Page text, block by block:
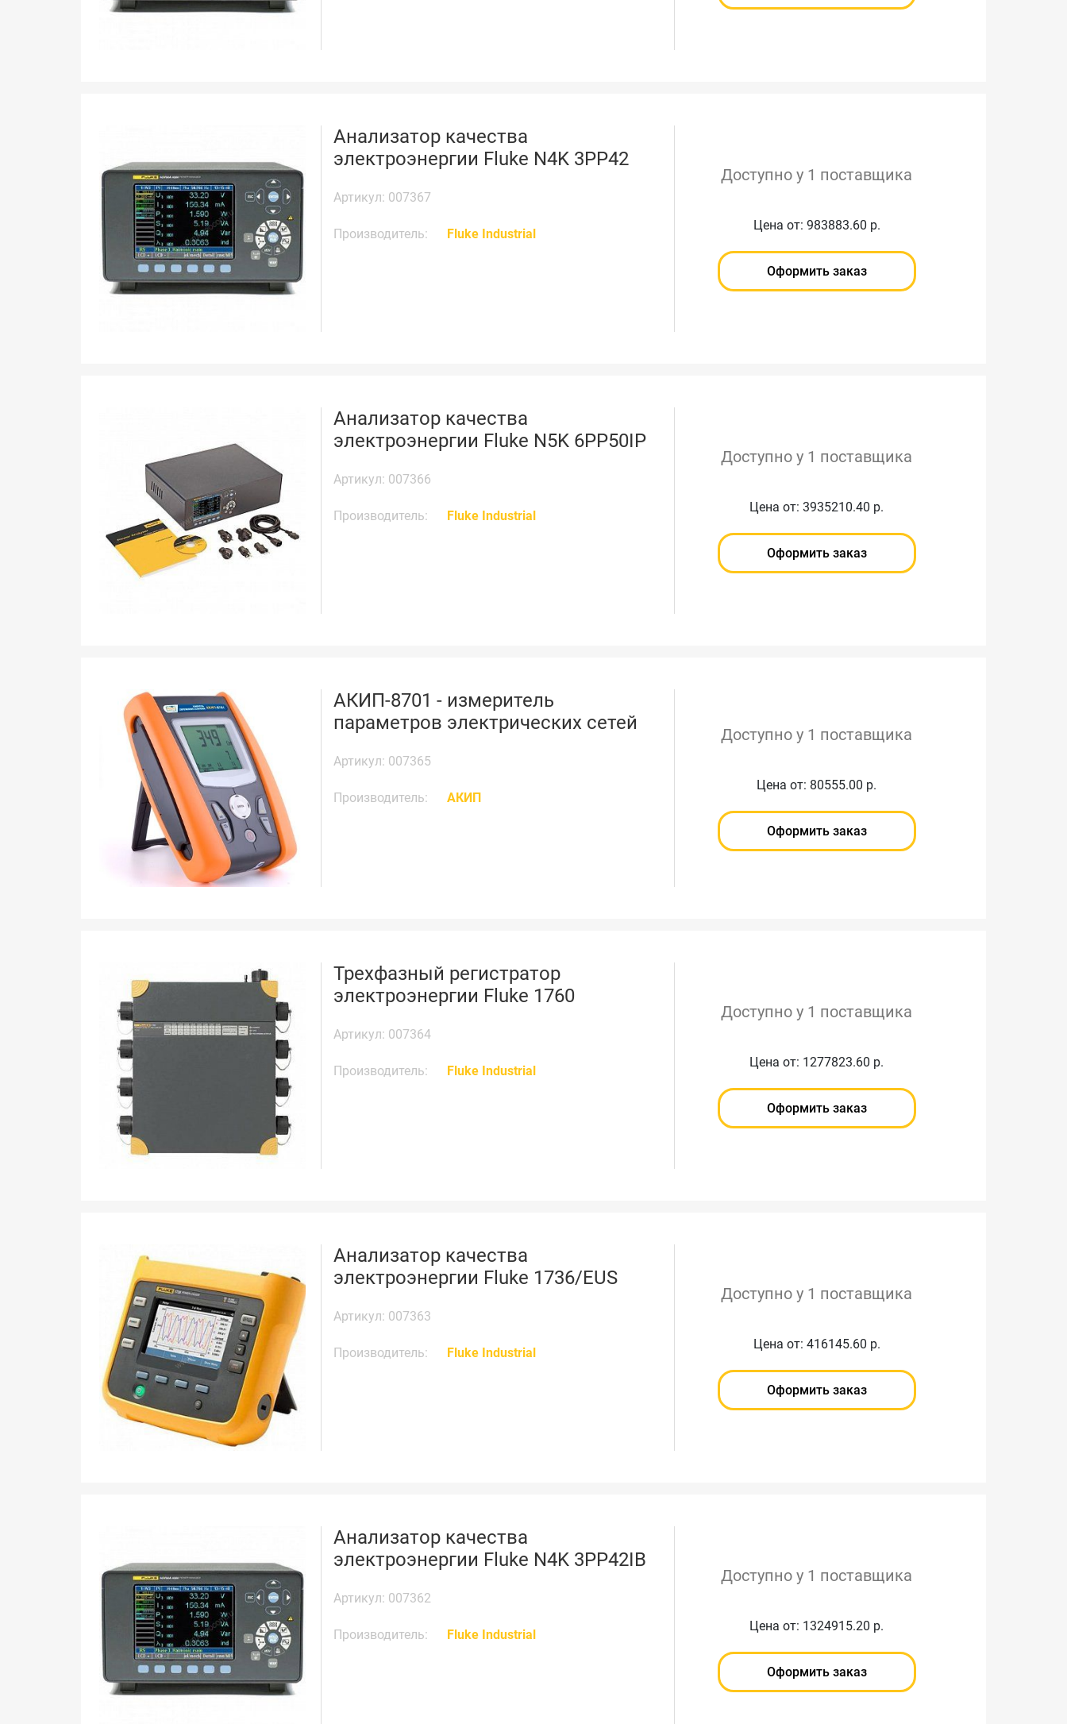
Анализатор качества
электроэнергии Fluke N4K 3PP42
Артикул: 007367
Производитель: Fluke Industrial
Доступно у 1 поставщика
Цена от: 983883.60 р.
Оформить заказ
Анализатор качества
электроэнергии Fluke N5K 6PP50IP
Артикул: 007366
Производитель: Fluke Industrial
Доступно у 1 поставщика
Цена от: 3935210.40 р.
Оформить заказ
АКИП-8701 - измеритель
параметров электрических сетей
Артикул: 007365
Производитель: АКИП
Доступно у 1 поставщика
Цена от: 80555.00 р.
Оформить заказ
Трехфазный регистратор
электроэнергии Fluke 1760
Артикул: 007364
Производитель: Fluke Industrial
Доступно у 1 поставщика
Цена от: 1277823.60 р.
Оформить заказ
Анализатор качества
электроэнергии Fluke 1736/EUS
Артикул: 007363
Производитель: Fluke Industrial
Доступно у 1 поставщика
Цена от: 416145.60 р.
Оформить заказ
Анализатор качества
электроэнергии Fluke N4K 3PP42IB
Артикул: 007362
Производитель: Fluke Industrial
Доступно у 1 поставщика
Цена от: 1324915.20 р.
Оформить заказ